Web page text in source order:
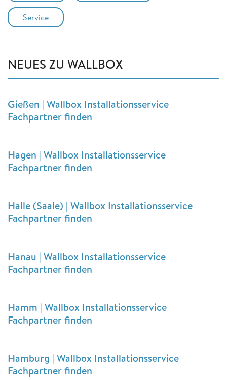
Service
NEUES ZU WALLBOX
Gießen | Wallbox Installationsservice
Fachpartner finden
Hagen | Wallbox Installationsservice
Fachpartner finden
Halle (Saale) | Wallbox Installationsservice
Fachpartner finden
Hanau | Wallbox Installationsservice
Fachpartner finden
Hamm | Wallbox Installationsservice
Fachpartner finden
Hamburg | Wallbox Installationsservice
Fachpartner finden